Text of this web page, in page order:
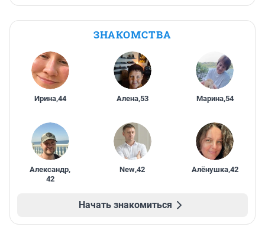
ЗНАКОМСТВА
Ирина,44 Алена,53 Марина,54
Александр,
42
New,42 Алёнушка,42
Начать знакомиться